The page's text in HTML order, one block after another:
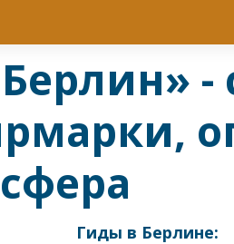
Гиды в Берлине: